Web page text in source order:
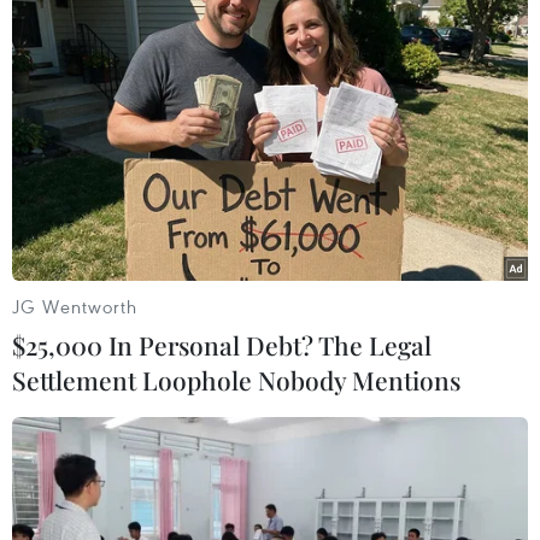
Video hiện trường kinh hoàng vụ
Đại sứ Nga ở Thổ Nhĩ Kỳ bị bắn
19/12/2016 17:24
Những hình ảnh tại hiện trường mà video ghi lại cho
thấy, Đại sứ Nga tại Thổ Nhĩ Kỳ Andrey Karlov đang
JG Wentworth
$25,000 In Personal Debt? The Legal
Settlement Loophole Nobody Mentions